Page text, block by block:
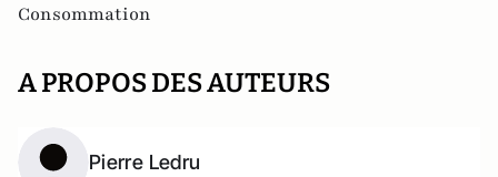
Consommation
A PROPOS DES AUTEURS
Pierre Ledru